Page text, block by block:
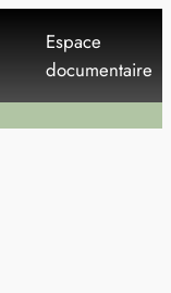
Espace
documentaire